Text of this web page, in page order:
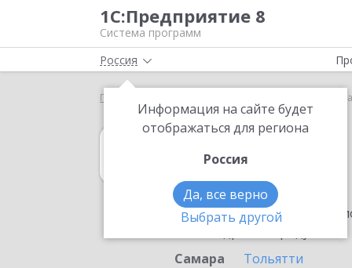
1С:Предприятие 8
Система программ
Россия
Информация на сайте будет
отображаться для региона
Россия
Да, все верно
Выбрать другой
Главная
1С:Договоры
в Самаре
Ознакомьтесь с
Самара
Тольятти